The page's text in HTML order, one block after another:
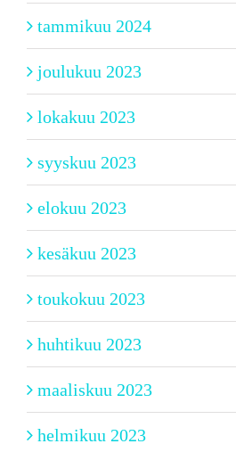
tammikuu 2024
joulukuu 2023
lokakuu 2023
syyskuu 2023
elokuu 2023
kesäkuu 2023
toukokuu 2023
huhtikuu 2023
maaliskuu 2023
helmikuu 2023